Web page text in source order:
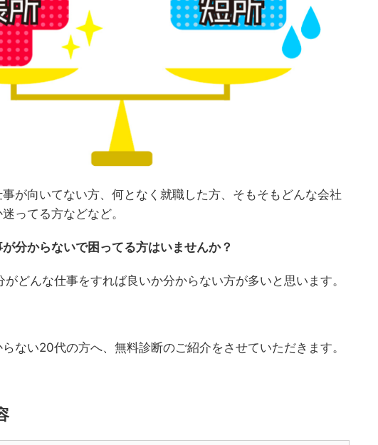
が向いてない方、何となく就職した方、そもそもどんな会社
ってる方などなど。
分からないで困ってる方はいませんか？
どんな仕事をすれば良いか分からない方が多いと思います。
ない20代の方へ、無料診断のご紹介をさせていただきます。